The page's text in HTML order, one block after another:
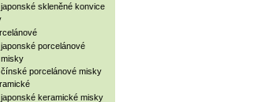
japonské skleněné konvice
japonské porcelánové
misky
čínské porcelánové misky
japonské keramické misky